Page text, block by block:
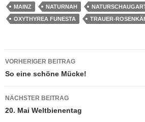
MAINZ NATURNAH
OXYTHYREA FUNESTA
TRAUER-
Beitragsnavigation
VORHERIGER BEITRAG
So eine schöne Mücke!
NÄCHSTER BEITRAG
20. Mai Weltbienentag